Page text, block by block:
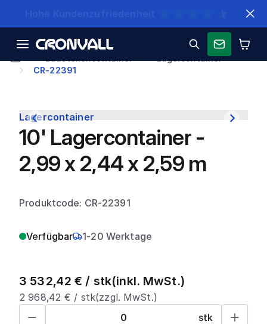
Lagercontainer
CR-22391
Lagercontainer
10' Lagercontainer -
2,99 x 2,44 x 2,59 m
Produktcode: CR-22391
Verfügbar 1-20 Werktage
3 532,42 € / stk(inkl. MwSt.)
2 968,42 € / stk(zzgl. MwSt.)
stk